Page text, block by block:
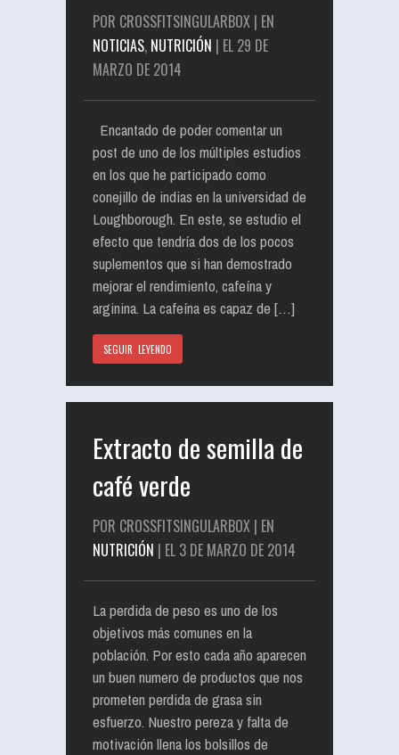
POR CROSSFITSINGULARBOX | EN
NOTICIAS, NUTRICIÓN | EL 29 DE
MARZO DE 2014
Encantado de poder comentar un
post de uno de los múltiples estudios
en los que he participado como
conejillo de indias en la universidad de
Loughborough. En este, se estudio el
efecto que tendría dos de los pocos
suplementos que si han demostrado
mejorar el rendimiento, cafeína y
arginina. La cafeína es capaz de […]
SEGUIR LEYENDO
Extracto de semilla de
café verde
POR CROSSFITSINGULARBOX | EN
NUTRICIÓN | EL 3 DE MARZO DE 2014
La perdida de peso es uno de los
objetivos más comunes en la
población. Por esto cada año aparecen
un buen numero de productos que nos
prometen perdida de grasa sin
esfuerzo. Nuestro pereza y falta de
motivación llena los bolsillos de